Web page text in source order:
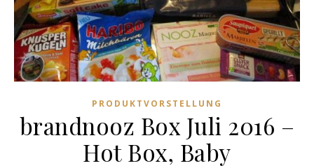
PRODUKTVORSTELLUNG
brandnooz Box Juli 2016 –
Hot Box, Baby